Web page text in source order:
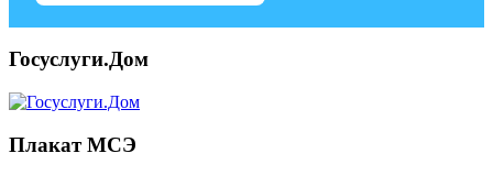
Госуслуги.Дом
Плакат МСЭ